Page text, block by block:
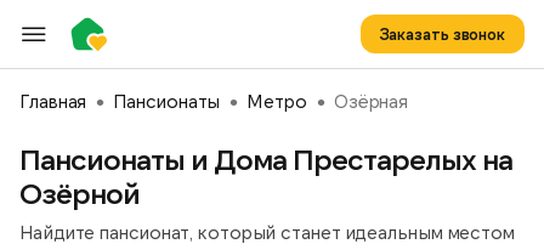
Заказать звонок
Главная Пансионаты Метро Озёрная
Пансионаты и Дома Престарелых на
Озёрной
Найдите пансионат, который станет идеальным местом